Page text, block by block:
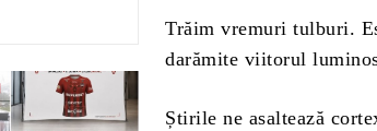
Trăim vremuri tulburi.
darămite viitorul
Știrile ne asaltează